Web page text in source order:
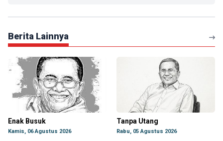
Berita Lainnya
Enak Busuk
Kamis, 06 Agustus 2026
Tanpa Utang
Rabu, 05 Agustus 2026